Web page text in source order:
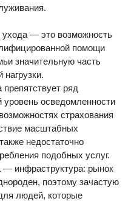
ухода — это возможность
помощи
значительную часть
нагрузки.
ряд
осведомленности
страхования
масштабных
недостаточно
подобных услуг.
инфраструктура: рынок
поэтому зачастую
людей, которые